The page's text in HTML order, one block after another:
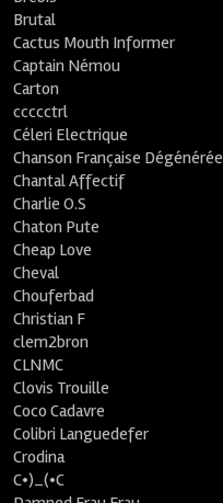
Brutal
Cactus Mouth Informer
Captain Némou
Carton
ccccctrl
Céleri Electrique
Chanson Française Dégénérée
Chantal Affectif
Charlie O.S
Chaton Pute
Cheap Love
Cheval
Chouferbad
Christian F
clem2bron
CLNMC
Clovis Trouille
Coco Cadavre
Colibri Languedefer
Crodina
C•)_(•C